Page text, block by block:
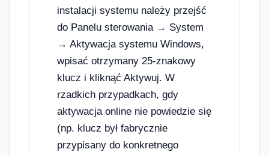
instalacji systemu należy przejść
do Panelu sterowania → System
→ Aktywacja systemu Windows,
wpisać otrzymany 25-znakowy
klucz i kliknąć Aktywuj. W
rzadkich przypadkach, gdy
aktywacja online nie powiedzie się
(np. klucz był fabrycznie
przypisany do konkretnego